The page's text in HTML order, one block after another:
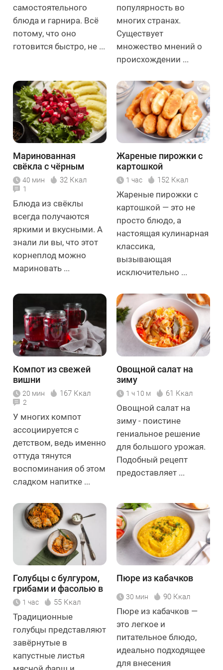
самостоятельного
блюда и гарнира. Всё
потому, что оно
готовится быстро, не ...
популярность во
многих странах.
Существует
множество мнений о
происхождении ...
Маринованная
свёкла с чёрным
перцем и зёрнами
горчицы
40 мин 32 Ккал
1
Блюда из свёклы
всегда получаются
яркими и вкусными. А
знали ли вы, что этот
корнеплод можно
мариновать ...
Жареные пирожки с
картошкой
1 час 152 Ккал
Жареные пирожки с
картошкой — это не
просто блюдо, а
настоящая кулинарная
классика,
вызывающая
исключительно ...
Компот из свежей
вишни
20 мин 167 Ккал
2
У многих компот
ассоциируется с
детством, ведь именно
оттуда тянутся
воспоминания об этом
сладком напитке ...
Овощной салат на
зиму
1 ч 10 м 61 Ккал
Овощной салат на
зиму - поистине
гениальное решение
для большого урожая.
Подобный рецепт
предоставляет ...
Голубцы с булгуром,
грибами и фасолью в
томатном соусе
1 час 55 Ккал
Традиционные
голубцы представляют
завёрнутые в
капустные листья
Пюре из кабачков
30 мин 90 Ккал
Пюре из кабачков —
это легкое и
питательное блюдо,
идеально подходящее
для внесения